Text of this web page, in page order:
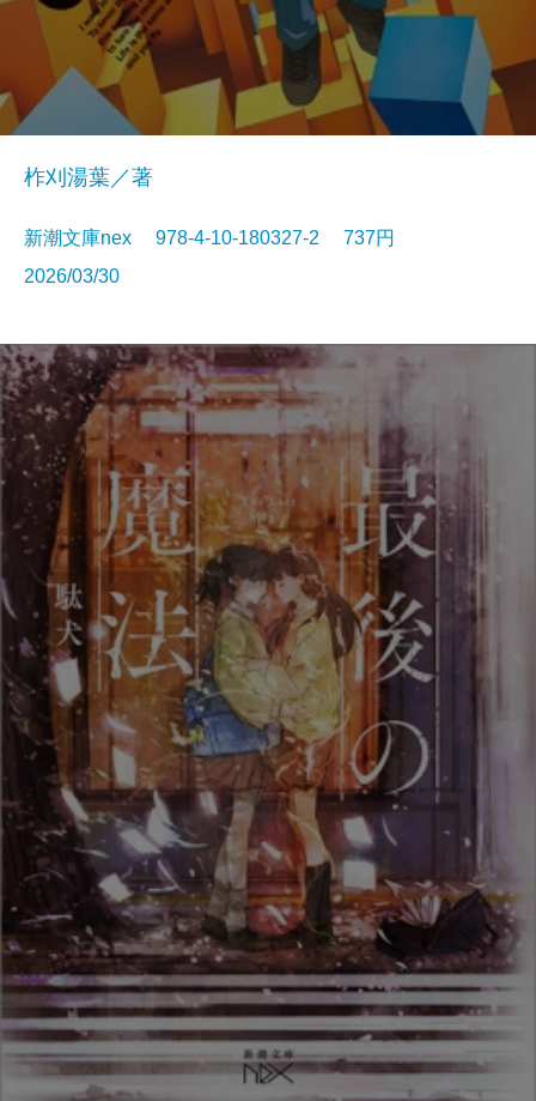
柞刈湯葉／著
新潮文庫nex 978-4-10-180327-2 737円
2026/03/30